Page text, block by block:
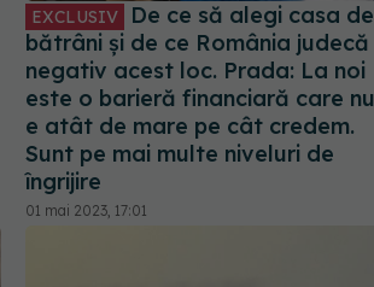
EXCLUSIV
De ce să alegi casa de
bătrâni și de ce România judecă
negativ acest loc. Prada: La noi
este o barieră financiară care nu
e atât de mare pe cât credem.
Sunt pe mai multe niveluri de
îngrijire
01 mai 2023, 17:01